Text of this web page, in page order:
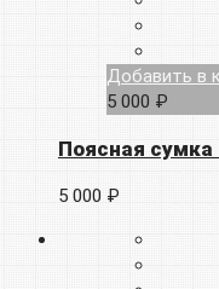
Добавить в
5 000 ₽
Поясная сумка
5 000 ₽